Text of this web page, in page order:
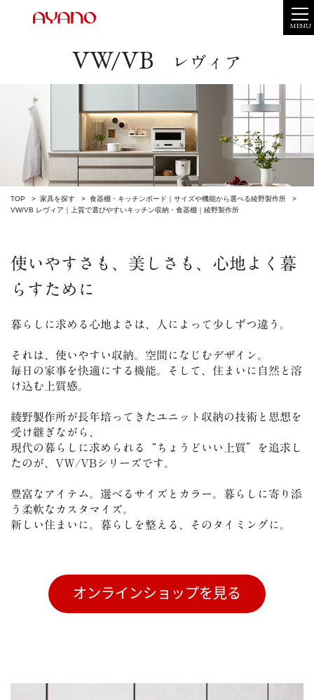
MENU
VW/VB レヴィア
TOP 家具を探す
食器棚・キッチンボード｜サイズや機能から選べる綾野製作所
VW/VB レヴィア｜上質で選びやすいキッチン収納・食器棚｜綾野製作所
使いやすさも、美しさも、心地よく暮
らすために
暮らしに求める心地よさは、人によって少しずつ違う。
それは、使いやすい収納。空間になじむデザイン。
毎日の家事を快適にする機能。そして、住まいに自然と溶
け込む上質感。
綾野製作所が長年培ってきたユニット収納の技術と思想を
受け継ぎながら、
現代の暮らしに求められる“ちょうどいい上質”を追求し
たのが、VW/VBシリーズです。
豊富なアイテム。選べるサイズとカラー。暮らしに寄り添
う柔軟なカスタマイズ。
新しい住まいに。暮らしを整える、そのタイミングに。